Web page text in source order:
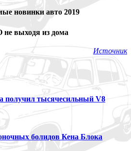
новинки авто 2019
выходя из дома
Источник
получил тысячесильный V8
болидов Кена Блока